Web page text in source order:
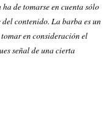
de tomarse en cuenta sólo
contenido. La barba es un
en consideración el
señal de una cierta